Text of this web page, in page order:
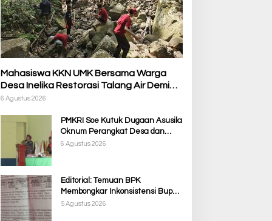
Mahasiswa KKN UMK Bersama Warga
Desa Inelika Restorasi Talang Air Demi
Kelancaran Irigasi Sawah
6 Agustus 2026
PMKRI Soe Kutuk Dugaan Asusila
Oknum Perangkat Desa dan
Guru PPPK, Soroti Ketimpangan
6 Agustus 2026
Editorial: Temuan BPK
Membongkar Inkonsistensi Bupati
Kupang dalam Menjalankan
5 Agustus 2026